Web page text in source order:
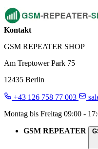
Kontakt
GSM REPEATER SHOP
Am Treptower Park 75
12435 Berlin
+43 126 758 77 003
Montag bis Freitag 09:00 -
GSM REPEATER